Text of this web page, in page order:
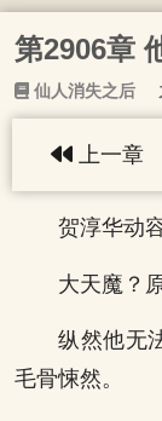
第2906章
仙人消失之后
上一章
贺淳华动容
大天魔？
纵然他无
毛骨悚然。